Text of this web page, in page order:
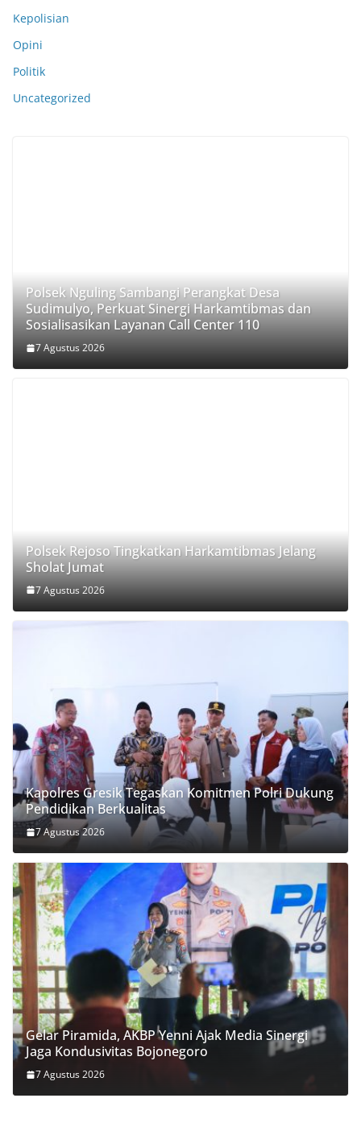
Kepolisian
Opini
Politik
Uncategorized
Polsek Nguling Sambangi Perangkat Desa
Sudimulyo, Perkuat Sinergi Harkamtibmas dan
Sosialisasikan Layanan Call Center 110
7 Agustus 2026
Polsek Rejoso Tingkatkan Harkamtibmas Jelang
Sholat Jumat
7 Agustus 2026
Kapolres Gresik Tegaskan Komitmen Polri Dukung
Pendidikan Berkualitas
7 Agustus 2026
Gelar Piramida, AKBP Yenni Ajak Media Sinergi
Jaga Kondusivitas Bojonegoro
7 Agustus 2026